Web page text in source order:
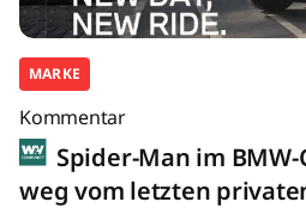
MARKE
Kommentar
Spider-Man im
weg vom letzten